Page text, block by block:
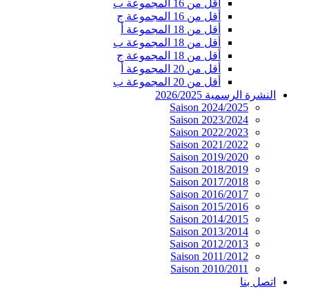
أقل من 16 المجموعة ب
أقل من 16 المجموعة ج
أقل من 18 المجموعة أ
أقل من 18 المجموعة ب
أقل من 18 المجموعة ج
أقل من 20 المجموعة أ
أقل من 20 المجموعة ب
النشرة الرسمية 2026/2025
Saison 2024/2025
Saison 2023/2024
Saison 2022/2023
Saison 2021/2022
Saison 2019/2020
Saison 2018/2019
Saison 2017/2018
Saison 2016/2017
Saison 2015/2016
Saison 2014/2015
Saison 2013/2014
Saison 2012/2013
Saison 2011/2012
Saison 2010/2011
اتصل بنا